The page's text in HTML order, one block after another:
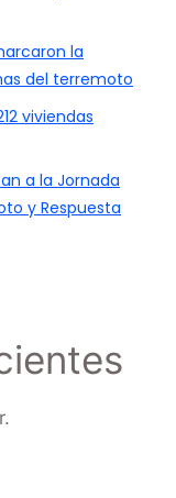
la
del terremoto
viviendas
a la Jornada
y Respuesta